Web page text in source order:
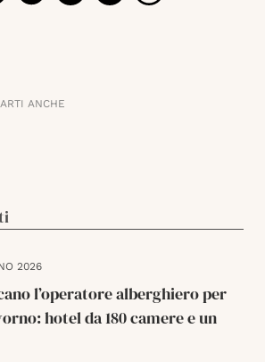
ANCHE
2026
l’operatore alberghiero per
hotel da 180 camere e un